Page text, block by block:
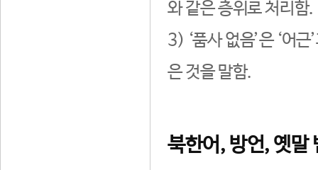
와 같은 층위로 처리함.
3) ‘품사 없음’은 ‘어
은 것을 말함.
북한어, 방언, 옛말